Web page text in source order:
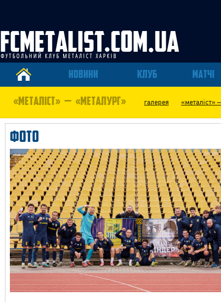
НОВИНИ КЛУБ МАТЧІ
«МЕТАЛІСТ» — «МЕТАЛУРГ» галерея «металіст»
ФОТО